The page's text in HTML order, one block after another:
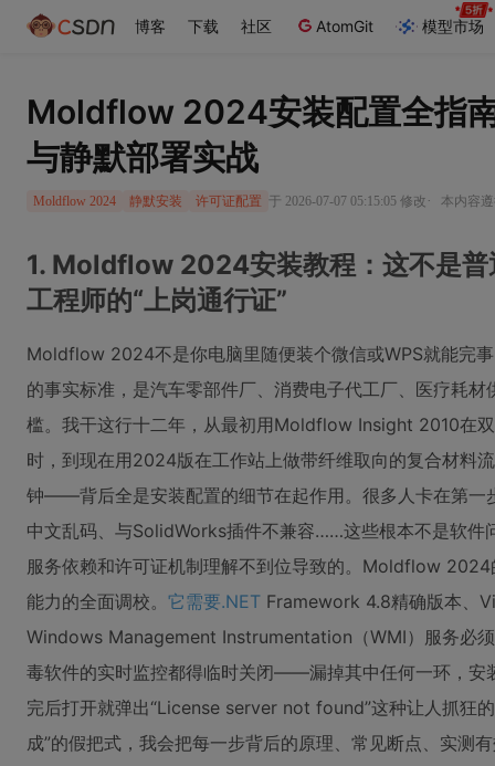
博客 下载 社区 AtomGit 模型市场
Moldflow 2024安装配置全指
与静默部署实战
Moldflow 2024 静默安装 许可证配置 于 2026-07-07 05:15:05 修改 · 本内容
1. Moldflow 2024安装教程：这不是普
工程师的“上岗通行证”
Moldflow 2024不是你电脑里随便装个微信或WPS就能完
的事实标准，是汽车零部件厂、消费电子代工厂、医疗耗
槛。我干这行十二年，从最初用Moldflow Insight 2010在
时，到现在用2024版在工作站上做带纤维取向的复合材料
钟——背后全是安装配置的细节在起作用。很多人卡在第一
中文乱码、与SolidWorks插件不兼容……这些根本不是软件
服务依赖和许可证机制理解不到位导致的。Moldflow
能力的全面调校。 它需要.NET Framework 4.8精确版本、
Windows Management Instrumentation（WMI）服务必
毒软件的实时监控都得临时关闭——漏掉其中任何一环，安
完后打开就弹出“License server not found”这种让人抓狂
成”的假把式，我会把每一步背后的原理、常见断点、实测